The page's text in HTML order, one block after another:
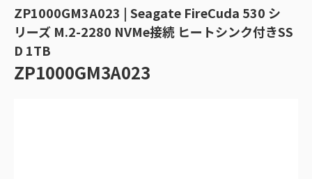
ZP1000GM3A023 | Seagate FireCuda 530 シ
リーズ M.2-2280 NVMe接続 ヒートシンク付きSS
D 1TB
ZP1000GM3A023